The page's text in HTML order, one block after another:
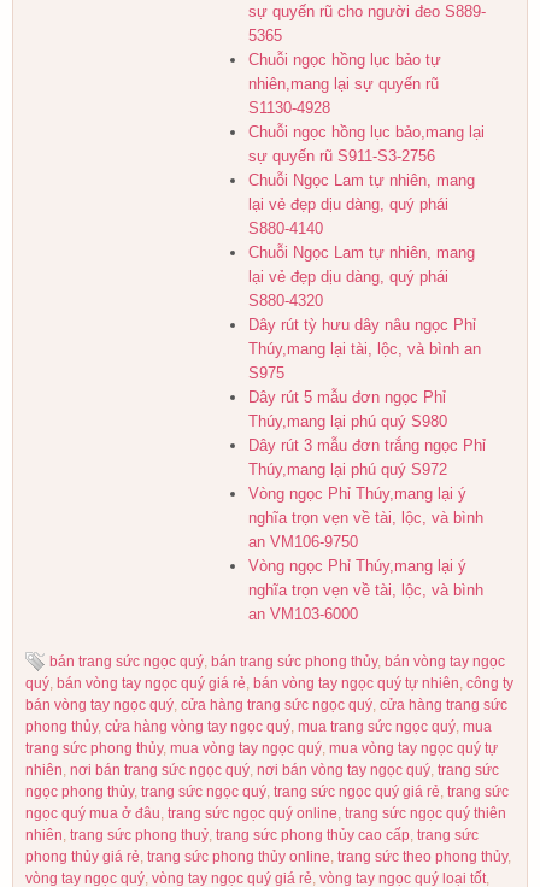
sự quyến rũ cho người đeo S889-
5365
Chuỗi ngọc hồng lục bảo tự
nhiên,mang lại sự quyến rũ
S1130-4928
Chuỗi ngọc hồng lục bảo,mang lại
sự quyến rũ S911-S3-2756
Chuỗi Ngọc Lam tự nhiên, mang
lại vẻ đẹp dịu dàng, quý phái
S880-4140
Chuỗi Ngọc Lam tự nhiên, mang
lại vẻ đẹp dịu dàng, quý phái
S880-4320
Dây rút tỳ hưu dây nâu ngọc Phỉ
Thúy,mang lại tài, lộc, và bình an
S975
Dây rút 5 mẫu đơn ngọc Phỉ
Thúy,mang lại phú quý S980
Dây rút 3 mẫu đơn trắng ngọc Phỉ
Thúy,mang lại phú quý S972
Vòng ngọc Phỉ Thúy,mang lại ý
nghĩa trọn vẹn về tài, lộc, và bình
an VM106-9750
Vòng ngọc Phỉ Thúy,mang lại ý
nghĩa trọn vẹn về tài, lộc, và bình
an VM103-6000
bán trang sức ngọc quý, bán trang sức phong thủy, bán vòng tay ngọc
quý, bán vòng tay ngọc quý giá rẻ, bán vòng tay ngọc quý tự nhiên, công ty
bán vòng tay ngọc quý, cửa hàng trang sức ngọc quý, cửa hàng trang sức
phong thủy, cửa hàng vòng tay ngọc quý, mua trang sức ngọc quý, mua
trang sức phong thủy, mua vòng tay ngọc quý, mua vòng tay ngọc quý tự
nhiên, nơi bán trang sức ngọc quý, nơi bán vòng tay ngọc quý, trang sức
ngọc phong thủy, trang sức ngọc quý, trang sức ngọc quý giá rẻ, trang sức
ngọc quý mua ở đâu, trang sức ngọc quý online, trang sức ngọc quý thiên
nhiên, trang sức phong thuỷ, trang sức phong thủy cao cấp, trang sức
phong thủy giá rẻ, trang sức phong thủy online, trang sức theo phong thủy,
vòng tay ngọc quý, vòng tay ngọc quý giá rẻ, vòng tay ngọc quý loại tốt,